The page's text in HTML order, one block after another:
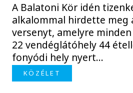
A Balatoni Kör idén
alkalommal hirdette meg
versenyt, amelyre
22 vendéglátóhely 44
fonyódi hely nyert...
KÖZÉLET